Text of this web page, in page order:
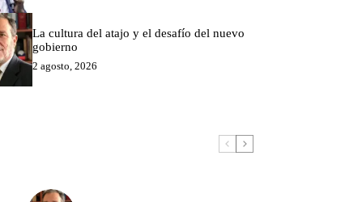
La cultura del atajo y el desafío del nuevo
gobierno
2 agosto, 2026